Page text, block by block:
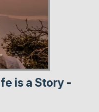
is a Story -